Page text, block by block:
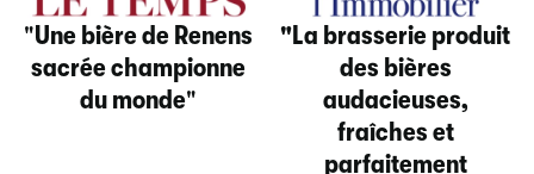
"Une bière de Renens
sacrée championne
du monde"
"La brasserie produit
des bières
audacieuses,
fraîches et
parfaitement